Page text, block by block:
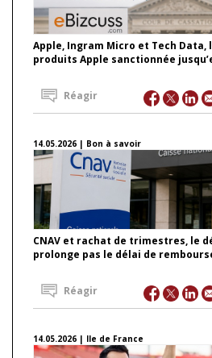
Apple, Ingram Micro et Tech
produits Apple sanctionnée
Réagir
14.05.2026 | Bon à savoir
CNAV et rachat de trimestres, le
prolonge pas le délai de
Réagir
14.05.2026 | Ile de France